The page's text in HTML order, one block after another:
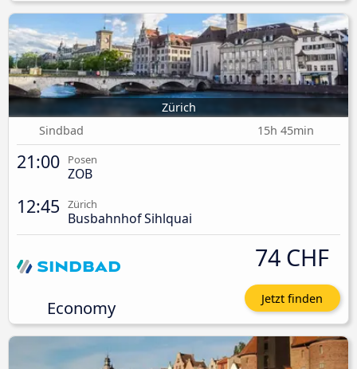
Zürich
Sindbad
15h 45min
21:00 Posen
ZOB
12:45 Zürich
Busbahnhof Sihlquai
Economy
74 CHF
Jetzt finden